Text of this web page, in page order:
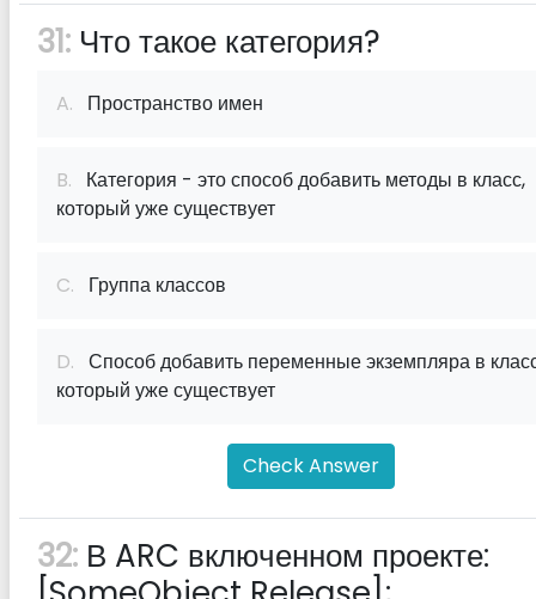
31: Что такое категория?
A. Пространство имен
B. Категория - это способ добавить методы в класс,
который уже существует
C. Группа классов
D. Способ добавить переменные экземпляра в
который уже существует
Check Answer
32: В ARC включенном проекте: